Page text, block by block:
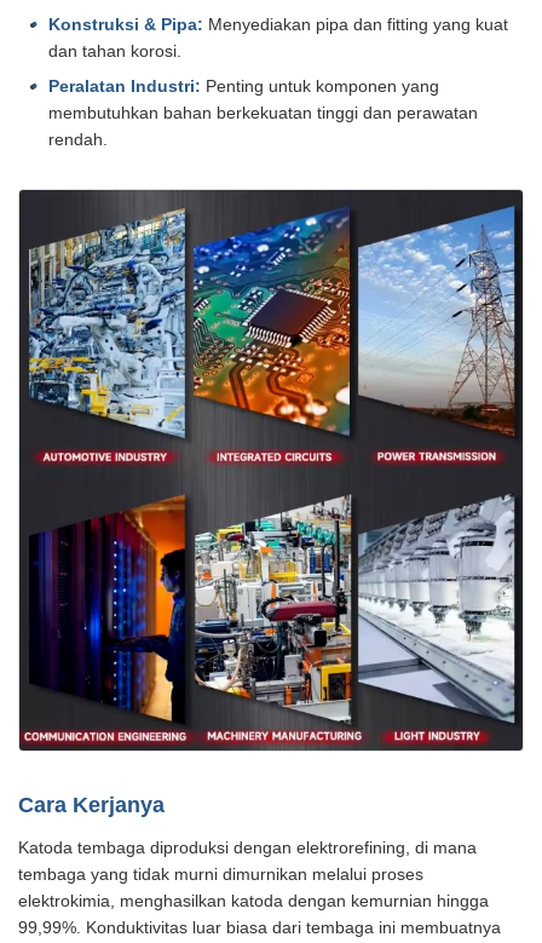
Konstruksi & Pipa: Menyediakan pipa dan fitting yang kuat
dan tahan korosi.
Peralatan Industri: Penting untuk komponen yang
membutuhkan bahan berkekuatan tinggi dan perawatan
rendah.
Cara Kerjanya
Katoda tembaga diproduksi dengan elektrorefining, di mana
tembaga yang tidak murni dimurnikan melalui proses
elektrokimia, menghasilkan katoda dengan kemurnian hingga
99,99%. Konduktivitas luar biasa dari tembaga ini membuatnya